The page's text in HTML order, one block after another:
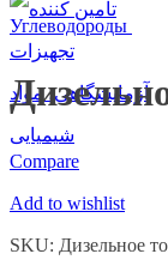
Углеводороды
Compare
Add to wishlist
SKU: Дизельное